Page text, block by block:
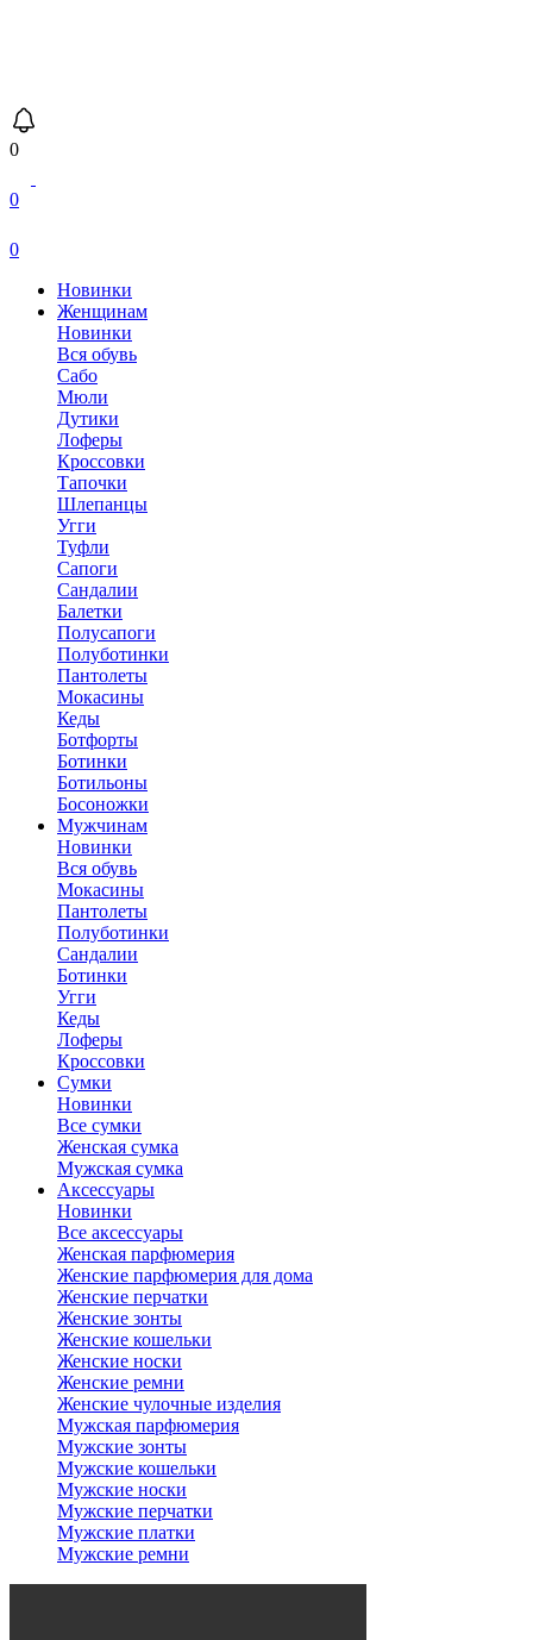
0
0
0
Новинки
Женщинам
Новинки
Вся обувь
Сабо
Мюли
Дутики
Лоферы
Кроссовки
Тапочки
Шлепанцы
Угги
Туфли
Сапоги
Сандалии
Балетки
Полусапоги
Полуботинки
Пантолеты
Мокасины
Кеды
Ботфорты
Ботинки
Ботильоны
Босоножки
Мужчинам
Новинки
Вся обувь
Мокасины
Пантолеты
Полуботинки
Сандалии
Ботинки
Угги
Кеды
Лоферы
Кроссовки
Сумки
Новинки
Все сумки
Женская сумка
Мужская сумка
Аксессуары
Новинки
Все аксессуары
Женская парфюмерия
Женские парфюмерия для дома
Женские перчатки
Женские зонты
Женские кошельки
Женские носки
Женские ремни
Женские чулочные изделия
Мужская парфюмерия
Мужские зонты
Мужские кошельки
Мужские носки
Мужские перчатки
Мужские платки
Мужские ремни